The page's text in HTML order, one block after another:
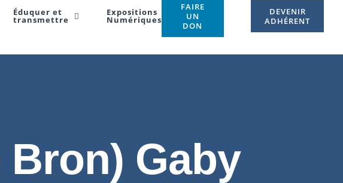
Éduquer et
transmettre
Expositions
Numériques
FAIRE
UN
DON
DEVENIR
ADHÉRENT
Bron) Gaby